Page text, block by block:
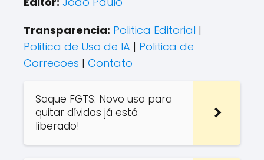
Transparencia: Politica Editorial |
Politica de Uso de IA | Politica de
Correcoes | Contato
Saque FGTS: Novo uso para
quitar dívidas já está
liberado!